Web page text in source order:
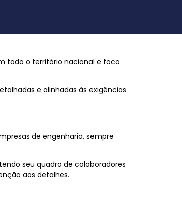
todo o território nacional e foco
e alinhadas às exigências
de engenharia, sempre
seu quadro de colaboradores
aos detalhes.